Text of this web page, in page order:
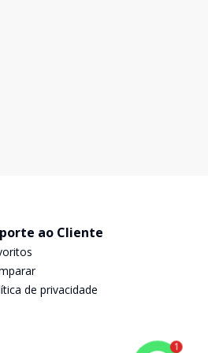
ao Cliente
de privacidade
1